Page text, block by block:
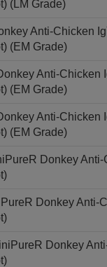
(LM Grade)
Anti-Chicken
(EM Grade)
Anti-Chicken
(EM Grade)
Anti-Chicken
(EM Grade)
Donkey
Donkey Anti-
Donkey